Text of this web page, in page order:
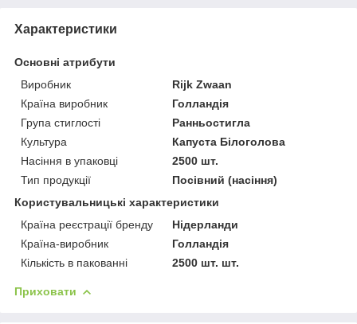
Характеристики
Основні атрибути
Виробник
Rijk Zwaan
Країна виробник
Голландія
Група стиглості
Ранньостигла
Культура
Капуста Білоголова
Насіння в упаковці
2500 шт.
Тип продукції
Посівний (насіння)
Користувальницькі характеристики
Країна реєстрації бренду
Нідерланди
Країна-виробник
Голландія
Кількість в пакованні
2500 шт. шт.
Приховати